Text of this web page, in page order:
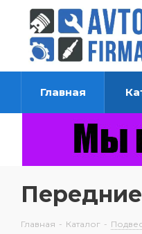
Главная
Главная - Каталог -